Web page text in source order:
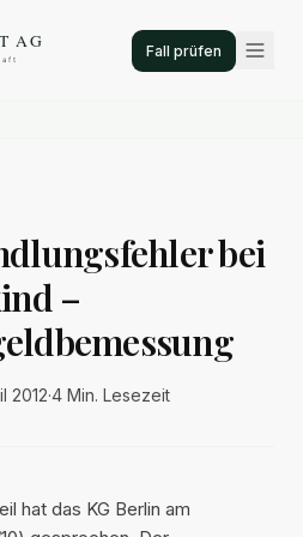
Fall prüfen
bei
–
2012·4 Min. Lesezeit
hat das KG Berlin am